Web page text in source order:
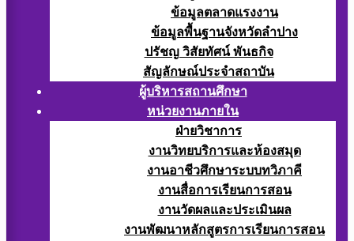
ข้อมูลตลาดแรงงาน
ข้อมูลพื้นฐานจังหวัดลำปาง
ปรัชญ วิสัยทัศน์ พันธกิจ
สัญลักษณ์ประจำสถาบัน
ผู้บริหารสถานศึกษา
หน่วยงานภายใน
ฝ่ายวิชาการ
งานวิทยบริการและห้องสมุด
งานอาชีวศึกษาระบบทวิภาคี
งานสื่อการเรียนการสอน
งานวัดผลและประเมินผล
งานพัฒนาหลักสูตรการเรียนการสอน